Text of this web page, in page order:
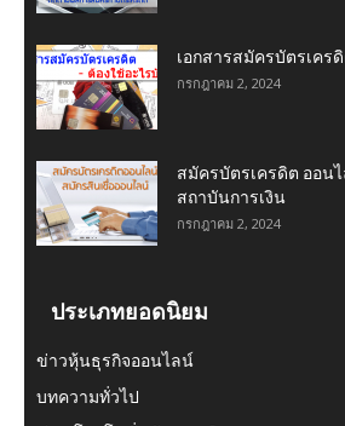
เอกสารสมัครบัตรเคร
กรกฎาคม 2, 2024
สมัครบัตรเครดิต ออน
สถาบันการเงิน
กรกฎาคม 2, 2024
ประเภทยอดนิยม
ข่าวหุ้นธุรกิจออนไลน์
บทความทั่วไป